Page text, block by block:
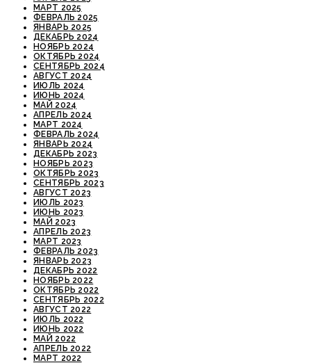
МАРТ 2025
ФЕВРАЛЬ 2025
ЯНВАРЬ 2025
ДЕКАБРЬ 2024
НОЯБРЬ 2024
ОКТЯБРЬ 2024
СЕНТЯБРЬ 2024
АВГУСТ 2024
ИЮЛЬ 2024
ИЮНЬ 2024
МАЙ 2024
АПРЕЛЬ 2024
МАРТ 2024
ФЕВРАЛЬ 2024
ЯНВАРЬ 2024
ДЕКАБРЬ 2023
НОЯБРЬ 2023
ОКТЯБРЬ 2023
СЕНТЯБРЬ 2023
АВГУСТ 2023
ИЮЛЬ 2023
ИЮНЬ 2023
МАЙ 2023
АПРЕЛЬ 2023
МАРТ 2023
ФЕВРАЛЬ 2023
ЯНВАРЬ 2023
ДЕКАБРЬ 2022
НОЯБРЬ 2022
ОКТЯБРЬ 2022
СЕНТЯБРЬ 2022
АВГУСТ 2022
ИЮЛЬ 2022
ИЮНЬ 2022
МАЙ 2022
АПРЕЛЬ 2022
МАРТ 2022